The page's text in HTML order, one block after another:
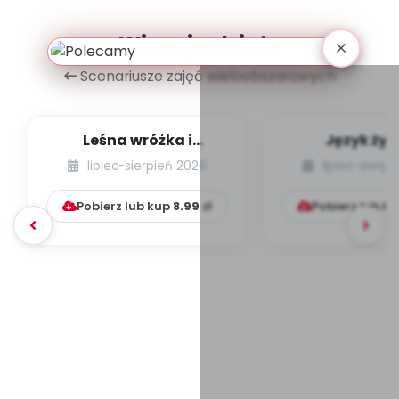
Więcej z działu
Scenariusze zajęć wieloobszarowych
Leśna wróżka i
przyjaciele
lipiec-sierpień 2026
Pobierz lub kup 8.99 zł
Język
Pobierz lub